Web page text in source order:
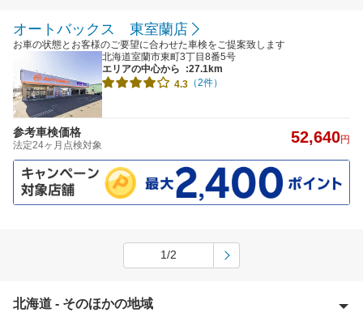
オートバックス 東室蘭店
お車の状態とお客様のご要望に合わせた車検をご提案致します
北海道室蘭市東町3丁目8番5号
エリアの中心から
:27.1km
4.3 （2件）
参考車検価格
法定24ヶ月点検対象 52,640円
1/2
北海道 - そのほかの地域